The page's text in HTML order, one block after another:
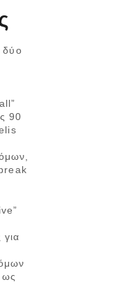
δύο
90
ως